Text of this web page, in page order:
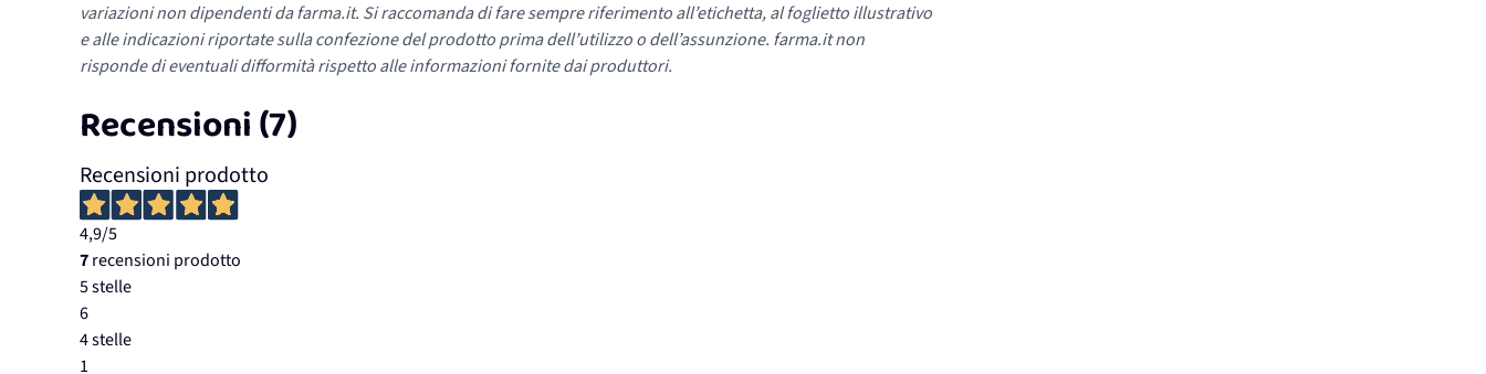
variazioni non dipendenti da farma.it. Si raccomanda di fare sempre riferimento all’etichetta, al foglietto illustrativo
e alle indicazioni riportate sulla confezione del prodotto prima dell’utilizzo o dell’assunzione. farma.it non
risponde di eventuali difformità rispetto alle informazioni fornite dai produttori.
Recensioni (7)
Recensioni prodotto
4,9/5
7recensioni prodotto
5 stelle
6
4 stelle
1